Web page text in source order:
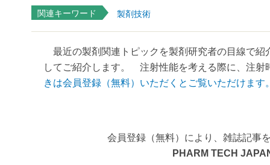
関連キーワード 製剤技術
最近の製剤関連トピックを製剤研究者の目線で紹
してご紹介します。 注射性能を考える際に、注射
きは会員登録（無料）いただくとご覧いただけます
会員登録（無料）により、雑誌記事
PHARM TECH